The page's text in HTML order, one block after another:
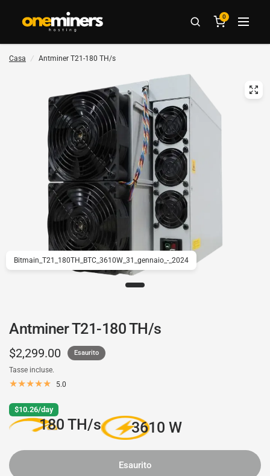
0
Casa / Antminer T21-180 TH/s
Bitmain_T21_180TH_BTC_3610W_31_gennaio_-_2024
Antminer T21-180 TH/s
$2,299.00 Esaurito
Tasse incluse.
5.0
$10.26/day
180 TH/s 3610 W
Esaurito